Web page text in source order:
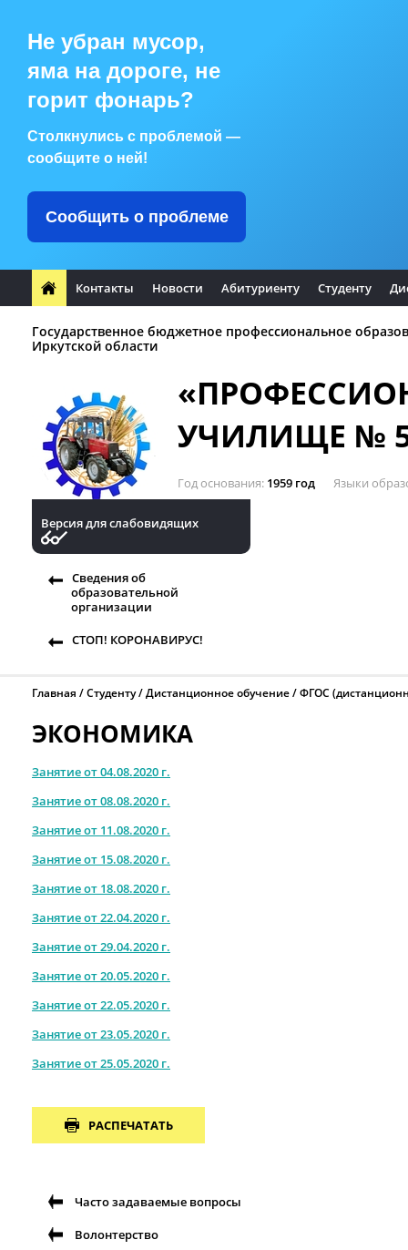
Не убран мусор,
яма на дороге, не
горит фонарь?
Столкнулись с проблемой —
сообщите о ней!
Сообщить о проблеме
Контакты Новости Абитуриенту Студенту
Государственное бюджетное профессиональное
Иркутской области
УЧИЛИЩЕ №
Год основания 1959 год Языки
Версия для слабовидящих
Сведения об
образовательной
организации
СТОП! КОРОНАВИРУС!
Главная Студенту Дистанционное обучение ФГОС
ЭКОНОМИКА
Занятие от 04.08.2020 г.
Занятие от 08.08.2020 г.
Занятие от 11.08.2020 г.
Занятие от 15.08.2020 г.
Занятие от 18.08.2020 г.
Занятие от 22.04.2020 г.
Занятие от 29.04.2020 г.
Занятие от 20.05.2020 г.
Занятие от 22.05.2020 г.
Занятие от 23.05.2020 г.
Занятие от 25.05.2020 г.
РАСПЕЧАТАТЬ
Часто задаваемые вопросы
Волонтерство